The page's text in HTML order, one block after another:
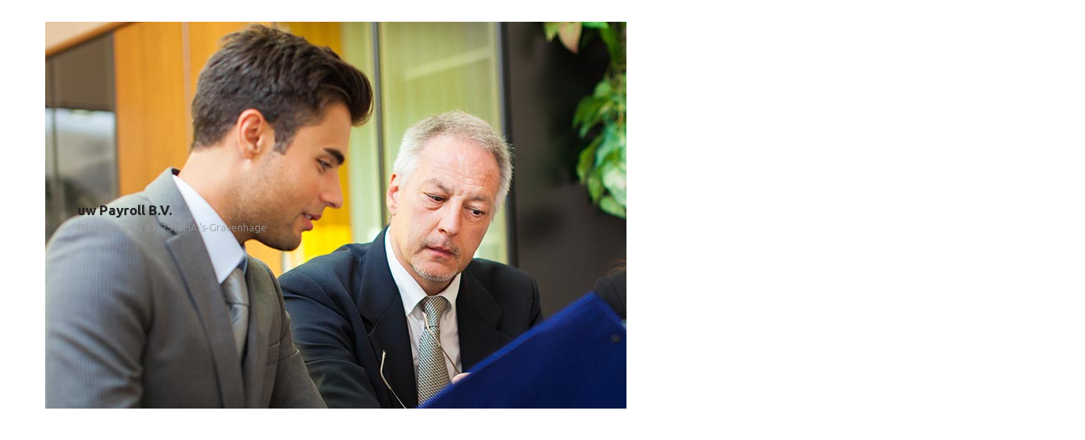
uw Payroll B.V.
Rijswijkseweg 83, 2516HA 's-Gravenhage